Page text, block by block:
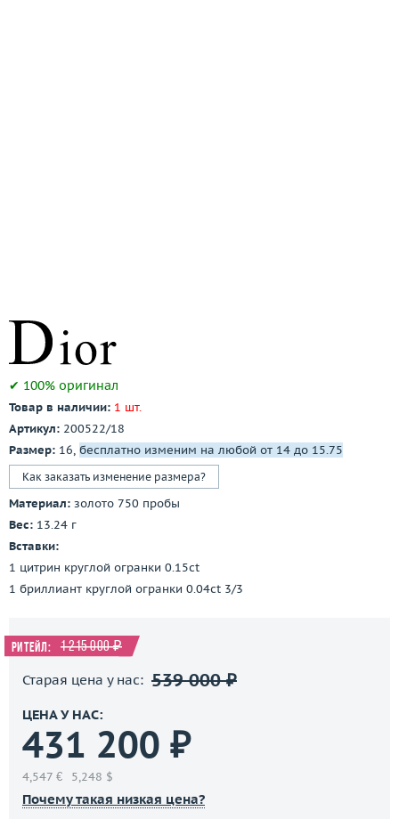
✔ 100% оригинал
Товар в наличии: 1 шт.
Артикул: 200522/18
Размер: 16, бесплатно изменим на любой от 14 до 15.75
Как заказать изменение размера?
Материал: золото 750 пробы
Вес: 13.24 г
Вставки:
1 цитрин круглой огранки 0.15ct
1 бриллиант круглой огранки 0.04ct 3/3
Ритейл: 1 215 000 ₽
Старая цена у нас: 539 000 ₽
ЦЕНА У НАС:
431 200 ₽
4,547 € 5,248 $
Почему такая низкая цена?